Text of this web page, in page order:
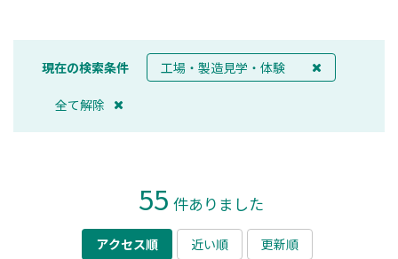
現在の検索条件 工場・製造見学・体験
全て解除
55 件ありました
アクセス順 近い順 更新順